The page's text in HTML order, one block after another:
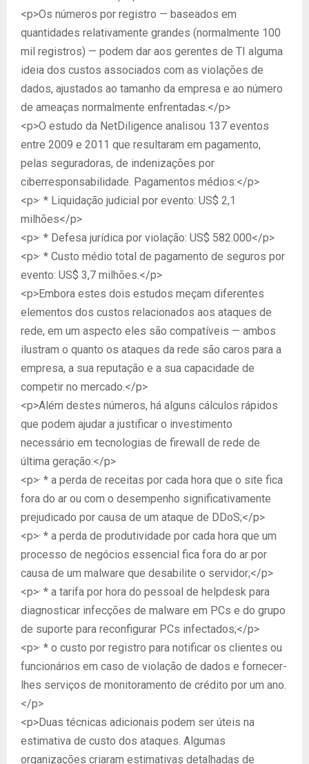
<p>Os números por registro — baseados em
quantidades relativamente grandes (normalmente 100
mil registros) — podem dar aos gerentes de TI alguma
ideia dos custos associados com as violações de
dados, ajustados ao tamanho da empresa e ao número
de ameaças normalmente enfrentadas.</p>
<p>O estudo da NetDiligence analisou 137 eventos
entre 2009 e 2011 que resultaram em pagamento,
pelas seguradoras, de indenizações por
ciberresponsabilidade. Pagamentos médios:</p>
<p>· * Liquidação judicial por evento: US$ 2,1
milhões</p>
<p>· * Defesa jurídica por violação: US$ 582.000</p>
<p>· * Custo médio total de pagamento de seguros por
evento: US$ 3,7 milhões.</p>
<p>Embora estes dois estudos meçam diferentes
elementos dos custos relacionados aos ataques de
rede, em um aspecto eles são compatíveis — ambos
ilustram o quanto os ataques da rede são caros para a
empresa, a sua reputação e a sua capacidade de
competir no mercado.</p>
<p>Além destes números, há alguns cálculos rápidos
que podem ajudar a justificar o investimento
necessário em tecnologias de firewall de rede de
última geração:</p>
<p>· * a perda de receitas por cada hora que o site fica
fora do ar ou com o desempenho significativamente
prejudicado por causa de um ataque de DDoS;</p>
<p>· * a perda de produtividade por cada hora que um
processo de negócios essencial fica fora do ar por
causa de um malware que desabilite o servidor;</p>
<p>· * a tarifa por hora do pessoal de helpdesk para
diagnosticar infecções de malware em PCs e do grupo
de suporte para reconfigurar PCs infectados;</p>
<p>· * o custo por registro para notificar os clientes ou
funcionários em caso de violação de dados e fornecer-
lhes serviços de monitoramento de crédito por um ano.
</p>
<p>Duas técnicas adicionais podem ser úteis na
estimativa de custo dos ataques. Algumas
organizações criaram estimativas detalhadas de